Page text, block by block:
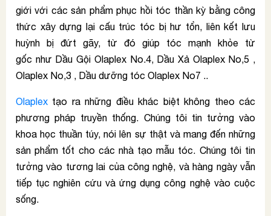
giới với các sản phẩm phục hồi tóc thần kỳ bằng công
thức xây dựng lại cấu trúc tóc bị hư tổn, liên kết lưu
huỳnh bị đứt gãy, từ đó giúp tóc mạnh khỏe từ
gốc như Dầu Gội Olaplex No.4, Dầu Xả Olaplex No,5 ,
Olaplex No,3 , Dầu dưỡng tóc Olaplex No7 ..
Olaplex tạo ra những điều khác biệt không theo các
phương pháp truyền thống. Chúng tôi tin tưởng vào
khoa học thuần túy, nói lên sự thật và mang đến những
sản phẩm tốt cho các nhà tạo mẫu tóc. Chúng tôi tin
tưởng vào tương lai của công nghệ, và hàng ngày vẫn
tiếp tục nghiên cứu và ứng dụng công nghệ vào cuộc
sống.